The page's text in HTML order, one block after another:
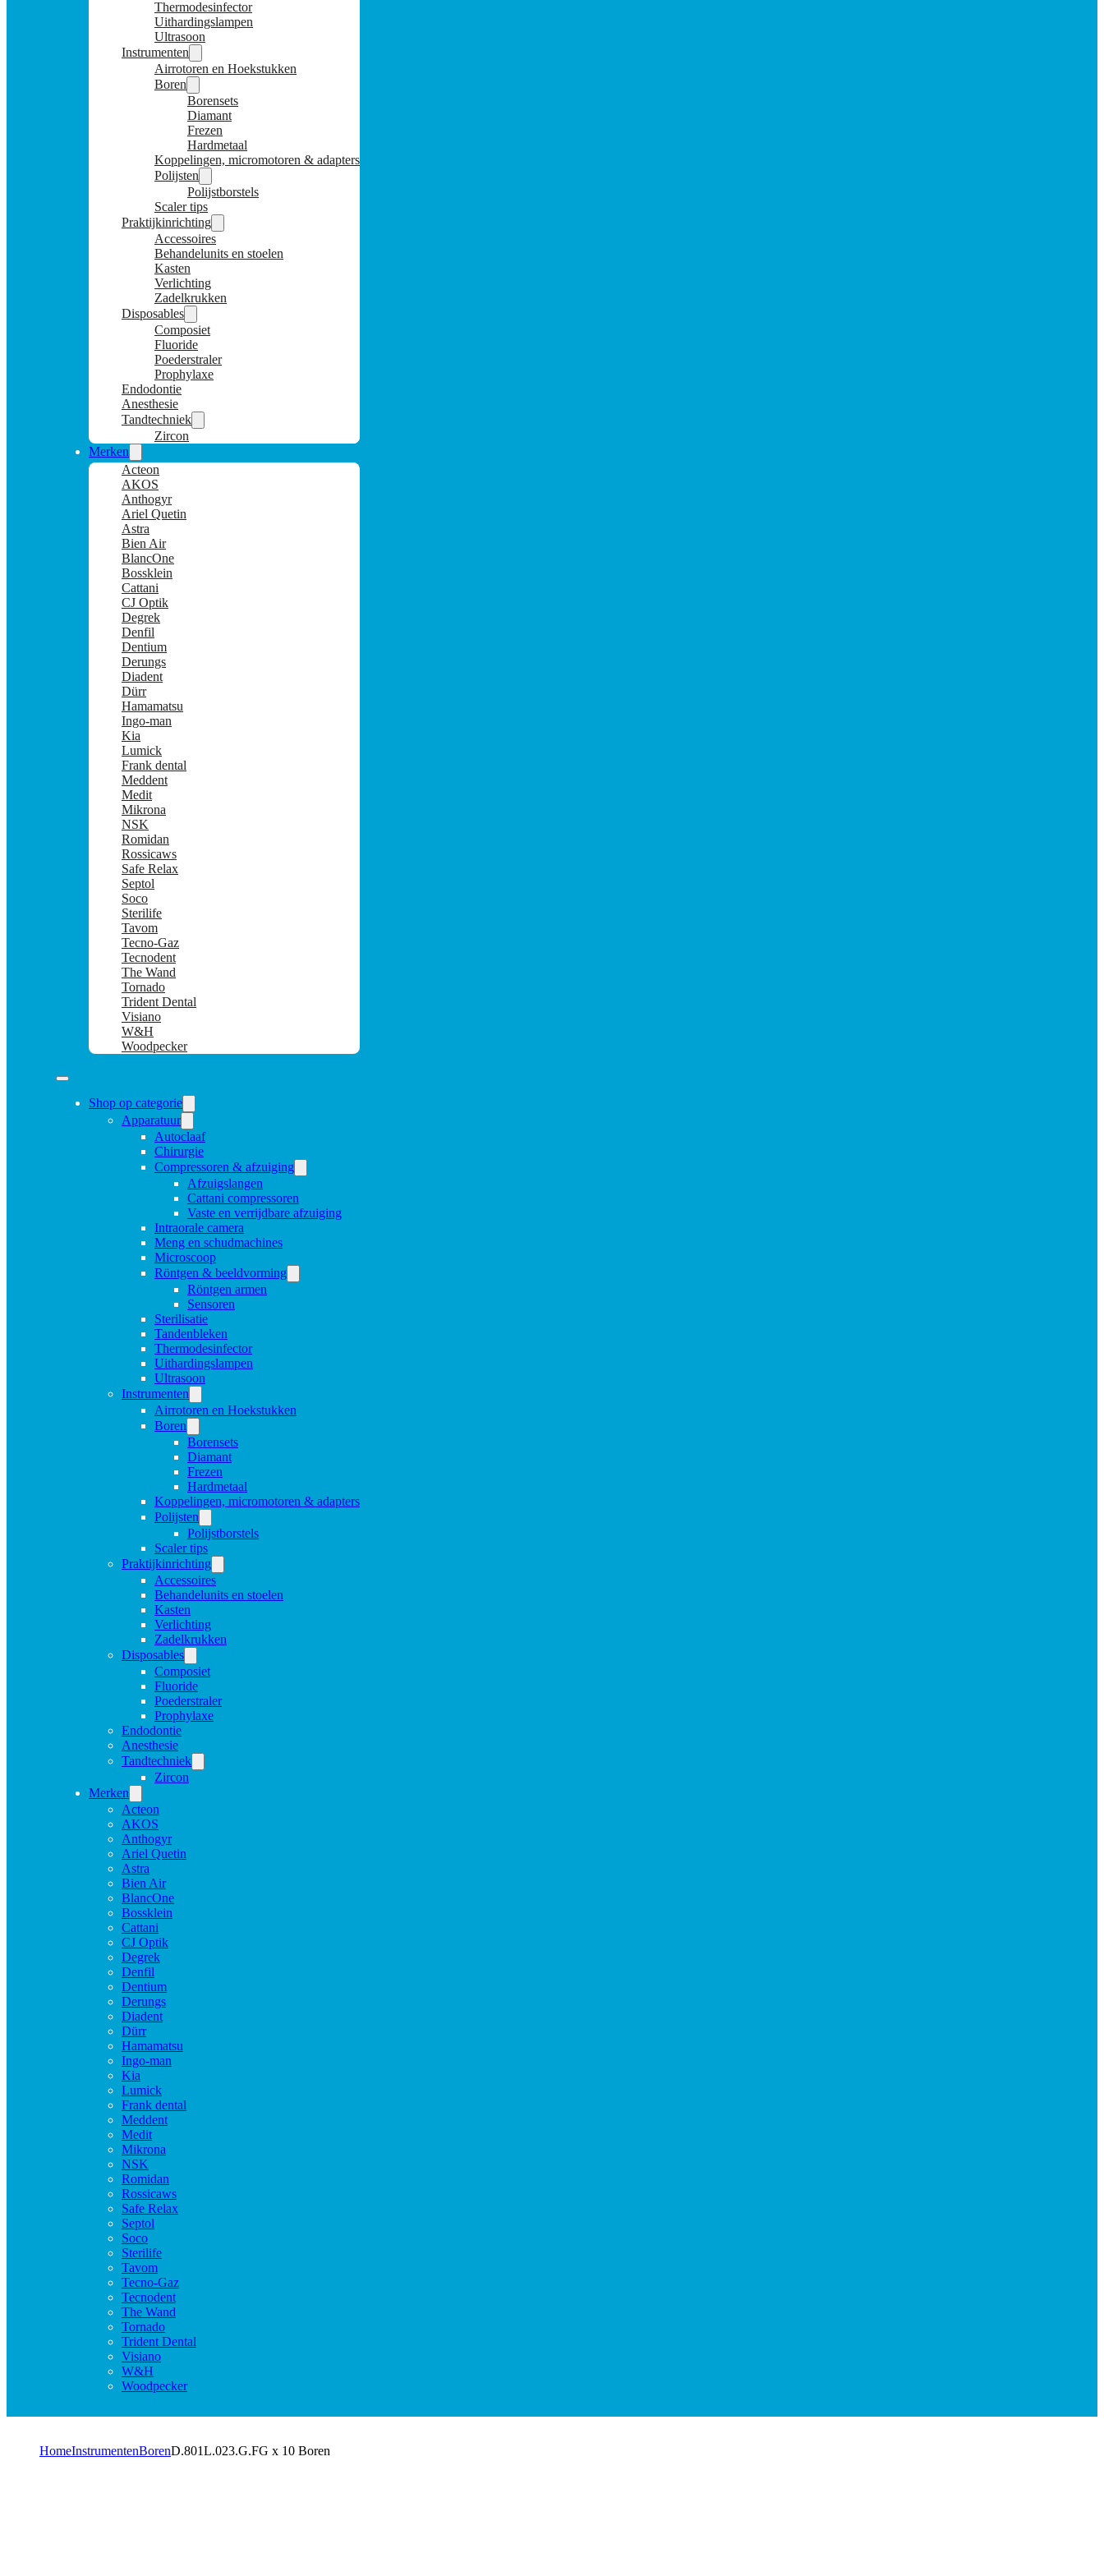
Thermodesinfector
Uithardingslampen
Ultrasoon
Instrumenten
Airrotoren en Hoekstukken
Boren
Borensets
Diamant
Frezen
Hardmetaal
Koppelingen, micromotoren & adapters
Polijsten
Polijstborstels
Scaler tips
Praktijkinrichting
Accessoires
Behandelunits en stoelen
Kasten
Verlichting
Zadelkrukken
Disposables
Composiet
Fluoride
Poederstraler
Prophylaxe
Endodontie
Anesthesie
Tandtechniek
Zircon
Merken
Acteon
AKOS
Anthogyr
Ariel Quetin
Astra
Bien Air
BlancOne
Bossklein
Cattani
CJ Optik
Degrek
Denfil
Dentium
Derungs
Diadent
Dürr
Hamamatsu
Ingo-man
Kia
Lumick
Frank dental
Meddent
Medit
Mikrona
NSK
Romidan
Rossicaws
Safe Relax
Septol
Soco
Sterilife
Tavom
Tecno-Gaz
Tecnodent
The Wand
Tornado
Trident Dental
Visiano
W&H
Woodpecker
Shop op categorie
Apparatuur
Autoclaaf
Chirurgie
Compressoren & afzuiging
Afzuigslangen
Cattani compressoren
Vaste en verrijdbare afzuiging
Intraorale camera
Meng en schudmachines
Microscoop
Röntgen & beeldvorming
Röntgen armen
Sensoren
Sterilisatie
Tandenbleken
Thermodesinfector
Uithardingslampen
Ultrasoon
Instrumenten
Airrotoren en Hoekstukken
Boren
Borensets
Diamant
Frezen
Hardmetaal
Koppelingen, micromotoren & adapters
Polijsten
Polijstborstels
Scaler tips
Praktijkinrichting
Accessoires
Behandelunits en stoelen
Kasten
Verlichting
Zadelkrukken
Disposables
Composiet
Fluoride
Poederstraler
Prophylaxe
Endodontie
Anesthesie
Tandtechniek
Zircon
Merken
Acteon
AKOS
Anthogyr
Ariel Quetin
Astra
Bien Air
BlancOne
Bossklein
Cattani
CJ Optik
Degrek
Denfil
Dentium
Derungs
Diadent
Dürr
Hamamatsu
Ingo-man
Kia
Lumick
Frank dental
Meddent
Medit
Mikrona
NSK
Romidan
Rossicaws
Safe Relax
Septol
Soco
Sterilife
Tavom
Tecno-Gaz
Tecnodent
The Wand
Tornado
Trident Dental
Visiano
W&H
Woodpecker
HomeInstrumentenBorenD.801L.023.G.FG x 10 Boren